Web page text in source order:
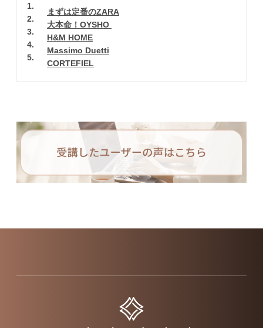
1
まずは定番のZARA
2
大本命！OYSHO
3
H&M HOME
4
Massimo Duetti
5
CORTEFIEL